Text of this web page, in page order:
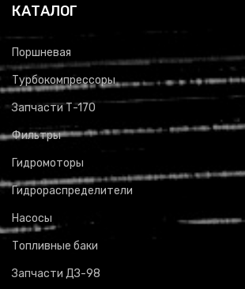
КАТАЛОГ
Поршневая
Турбокомпрессоры
Запчасти Т-170
Фильтры
Гидромоторы
Гидрораспределители
Насосы
Топливные баки
Запчасти ДЗ-98